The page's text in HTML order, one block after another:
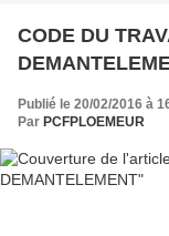
CODE DU
Publié le 20/02/2016 à
Par PCFPLOEMEUR